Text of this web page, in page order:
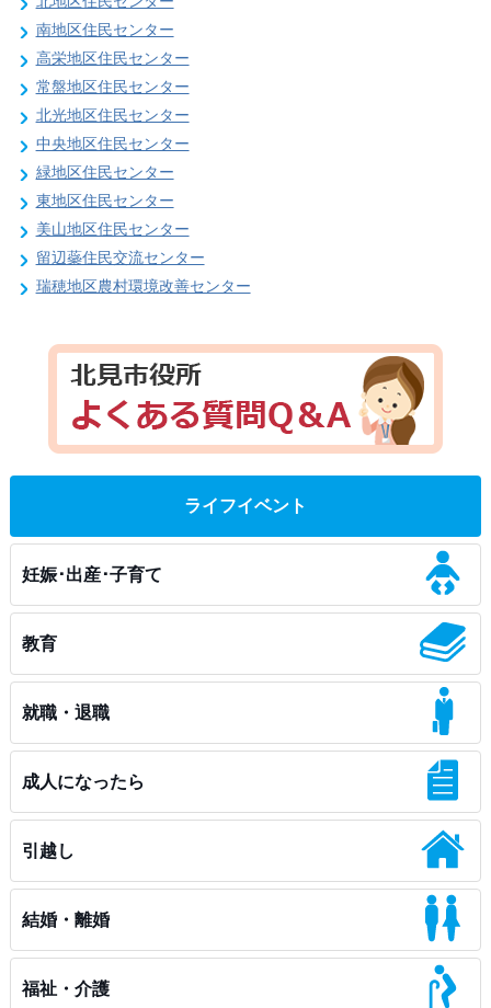
南地区住民センター
高栄地区住民センター
常盤地区住民センター
北光地区住民センター
中央地区住民センター
緑地区住民センター
東地区住民センター
美山地区住民センター
留辺蘂住民交流センター
瑞穂地区農村環境改善センター
ライフイベント
妊娠･出産･子育て
教育
就職・退職
成人になったら
引越し
結婚・離婚
福祉・介護